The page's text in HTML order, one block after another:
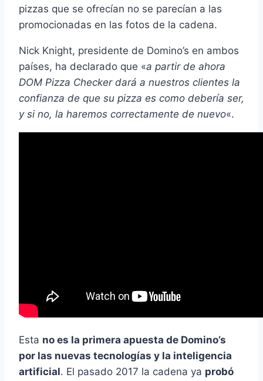
pizzas que se ofrecían no se parecían a las
promocionadas en las fotos de la cadena.
Nick Knight, presidente de Domino’s en ambos
países, ha declarado que «a partir de ahora
DOM Pizza Checker dará a nuestros clientes la
confianza de que su pizza es como debería ser,
y si no, la haremos correctamente de nuevo«.
Esta no es la primera apuesta de Domino’s
por las nuevas tecnologías y la inteligencia
artificial. El pasado 2017 la cadena ya probó